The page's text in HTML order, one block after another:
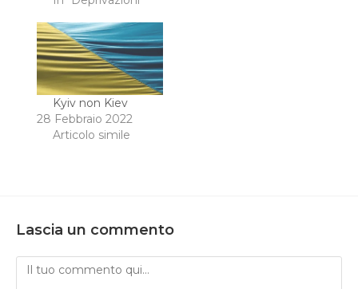
Kyiv non Kiev
28 Febbraio 2022
Articolo simile
Lascia un commento
Commento